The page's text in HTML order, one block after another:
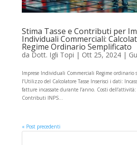
Stima Tasse e Contributi per
Individuali Commerciali:
Regime Ordinario Semplificato
da Dott. Igli Topi | Ott 25, 2024|
Imprese Individuali Commerciali Regime
l’Utilizzo del Calcolatore Tasse Inserisci i dati:
fatture incassate durante l’anno. Costi dell’attività:
Contributi INPS...
« Post precedenti